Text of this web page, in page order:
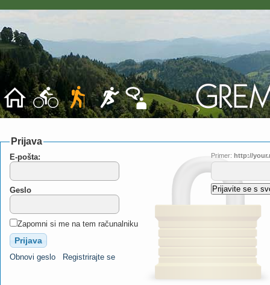
Prijava
E-pošta:
Geslo
Zapomni si me na tem računalniku
Obnovi geslo Registrirajte se
Primer: http://